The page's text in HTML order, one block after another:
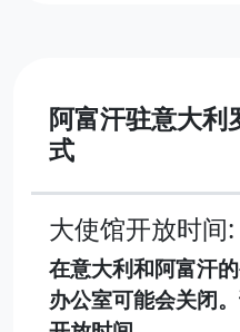
阿富汗驻意大利
式
大使馆开放时间:
在意大利和阿富汗
办公室可能会关闭